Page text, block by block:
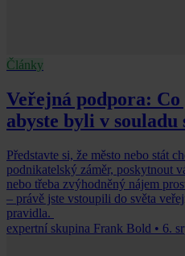
Články
Veřejná podpora:
abyste byli v souladu
Představte si, že město nebo stát
podnikatelský záměr, poskytnout
nebo třeba zvýhodněný nájem
– právě jste vstoupili do světa
pravidla.
expertní skupina Frank Bold • 6.